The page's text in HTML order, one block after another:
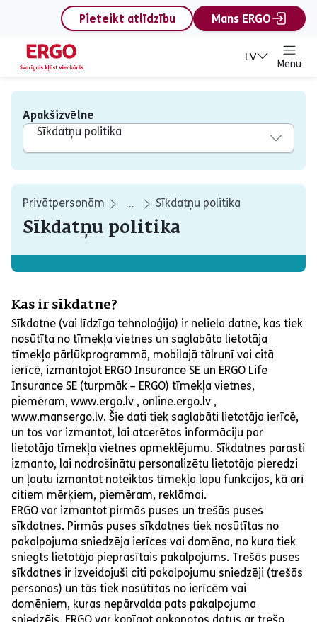
content
Pieteikt atlīdzību
Mans ERGO
LV
Menu
Apakšizvēlne
Sīkdatņu politika
Privātpersonām ... Sīkdatņu politika
Sīkdatņu politika
Kas ir sīkdatne?
Sīkdatne (vai līdzīga tehnoloģija) ir neliela datne, kas tiek
nosūtīta no tīmekļa vietnes un saglabāta lietotāja
tīmekļa pārlūkprogrammā, mobilajā tālrunī vai citā
ierīcē, izmantojot ERGO Insurance SE un ERGO Life
Insurance SE (turpmāk – ERGO) tīmekļa vietnes,
piemēram, www.ergo.lv , online.ergo.lv ,
www.mansergo.lv. Šie dati tiek saglabāti lietotāja ierīcē,
un tos var izmantot, lai atcerētos informāciju par
lietotāja tīmekļa vietnes apmeklējumu. Sīkdatnes parasti
izmanto, lai nodrošinātu personalizētu lietotāja pieredzi
un ļautu izmantot noteiktas tīmekļa lapu funkcijas, kā arī
citiem mērķiem, piemēram, reklāmai.
ERGO var izmantot pirmās puses un trešās puses
sīkdatnes. Pirmās puses sīkdatnes tiek nosūtītas no
pakalpojuma sniedzēja ierīces vai domēna, no kura tiek
sniegts lietotāja pieprasītais pakalpojums. Trešās puses
sīkdatnes ir izveidojuši citi pakalpojumu sniedzēji (trešās
personas) un tās tiek nosūtītas no ierīcēm vai
domēniem, kuras nepārvalda pats pakalpojuma